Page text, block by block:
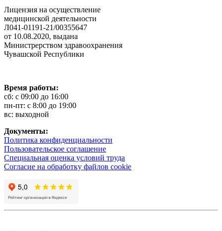
Лицензия на осуществление
медицинской деятельности
Л041-01191-21/00355647
от 10.08.2020, выдана
Министрерством здравоохранения
Чувашской Республики
Время работы:
сб: с 09:00 до 16:00
пн-пт: с 8:00 до 19:00
вс: выходной
Документы:
Политика конфиденциальности
Пользовательское соглашение
Специальная оценка условий труда
Согласие на обработку файлов cookie